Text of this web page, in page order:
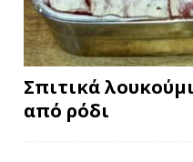
Σπιτικά
από ρόδι